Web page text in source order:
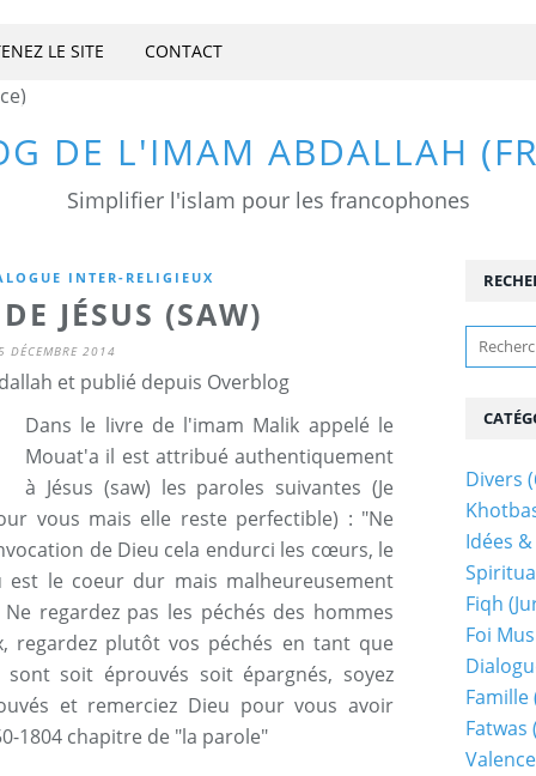
DE L'IMAM ABDALLAH
Simplifier l'islam pour les francophones
LE SITE CONTACT
INTER-RELIGIEUX
JÉSUS (SAW)
DÉCEMBRE 2014
et publié depuis Overblog
Dans le livre de l'imam Malik appelé le
Mouat'a il est attribué authentiquement
à Jésus (saw) les paroles suivantes (Je
vous mais elle reste perfectible) : "Ne
de Dieu cela endurci les cœurs, le
le coeur dur mais malheureusement
regardez pas les péchés des hommes
regardez plutôt vos péchés en tant que
sont soit éprouvés soit épargnés, soyez
et remerciez Dieu pour vous avoir
1804 chapitre de "la parole"
Divers
Idées
Fiqh
Foi
Famille
Fatwas
Valence